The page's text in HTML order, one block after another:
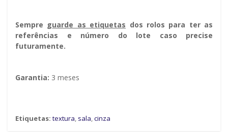
Sempre guarde as etiquetas dos rolos para ter as
referências e número do lote caso precise
futuramente.
Garantia: 3 meses
Etiquetas: textura, sala,cinza